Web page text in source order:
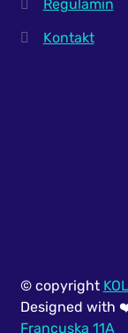
Regulamin
Kontakt
© copyright
Designed with
Francuska 11A